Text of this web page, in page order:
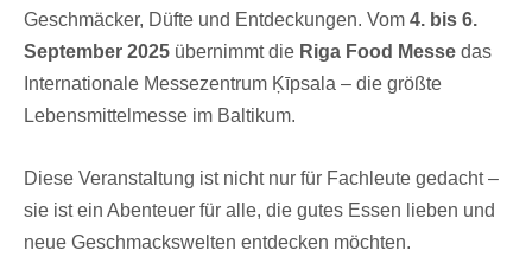
Geschmäcker, Düfte und Entdeckungen. Vom 4. bis 6.
September 2025 übernimmt die Riga Food Messe das
Internationale Messezentrum Ķīpsala – die größte
Lebensmittelmesse im Baltikum.
Diese Veranstaltung ist nicht nur für Fachleute gedacht –
sie ist ein Abenteuer für alle, die gutes Essen lieben und
neue Geschmackswelten entdecken möchten.